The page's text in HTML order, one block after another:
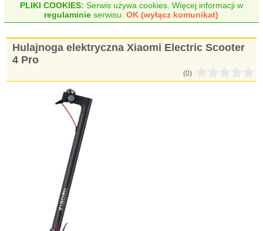
PLIKI COOKIES: Serwis używa cookies. Więcej informacji w
regulaminie serwisu.OK (wyłącz komunikat)
Hulajnoga elektryczna Xiaomi Electric Scooter
4 Pro
(0)